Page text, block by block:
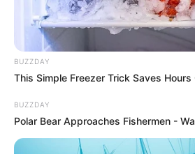
BUZZDAY
This Simple Freezer Trick Saves Hours
BUZZDAY
Polar Bear Approaches Fishermen -